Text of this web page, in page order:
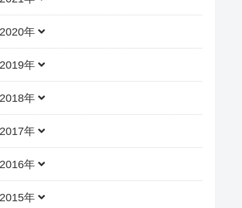
2020年
2019年
2018年
2017年
2016年
2015年